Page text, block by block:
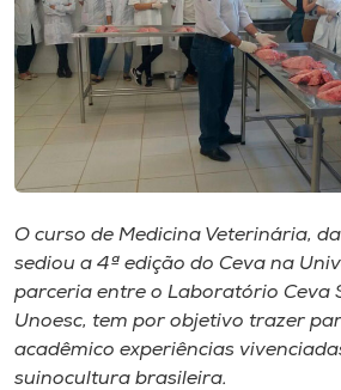
Biblioteca
Editora
Rádio
Museu
Unoesc
Store
O curso de Medicina Veterinária,
sediou a 4ª edição do Ceva na
parceria entre o Laboratório Ceva
Unoesc, tem por objetivo trazer
acadêmico experiências
suinocultura brasileira.